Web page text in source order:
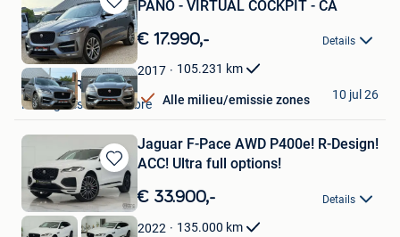
Bewaren
in
Mijn
Favorieten
PANO - VIRTUAL COCKPIT - CA
€ 17.990,- Details
2017 105.231 km
Alle milieu/emissie zones
BE MOTORS
Montignies-Sur-Sambre
10 jul 26
Bewaren
in
Mijn
Favorieten
Jaguar F-Pace AWD P400e! R-Design!
ACC! Ultra full options!
€ 33.900,- Details
2022 135.000 km